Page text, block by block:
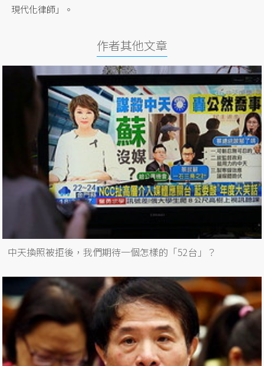
現代化律師」。
作者其他文章
中天換照被拒後，我們期待一個怎樣的「52台」？